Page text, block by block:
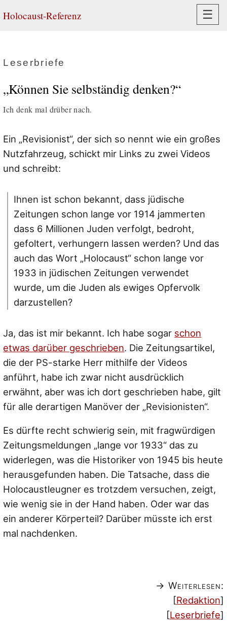
Holocaust-Referenz ☰
Leserbriefe
„Können Sie selbständig denken?“
Ich denk mal drüber nach.
Ein „Revisionist“, der sich so nennt wie ein großes
Nutzfahrzeug, schickt mir Links zu zwei Videos
und schreibt:
Ihnen ist schon bekannt, dass jüdische
Zeitungen schon lange vor 1914 jammerten
dass 6 Millionen Juden verfolgt, bedroht,
gefoltert, verhungern lassen werden? Und das
auch das Wort „Holocaust“ schon lange vor
1933 in jüdischen Zeitungen verwendet
wurde, um die Juden als ewiges Opfervolk
darzustellen?
Ja, das ist mir bekannt. Ich habe sogar schon
etwas darüber geschrieben. Die Zeitungsartikel,
die der PS-starke Herr mithilfe der Videos
anführt, habe ich zwar nicht ausdrücklich
erwähnt, aber was ich dort geschrieben habe, gilt
für alle derartigen Manöver der „Revisionisten“.
Es dürfte recht schwierig sein, mit fragwürdigen
Zeitungsmeldungen „lange vor 1933“ das zu
widerlegen, was die Historiker von 1945 bis heute
herausgefunden haben. Die Tatsache, dass die
Holocaustleugner es trotzdem versuchen, zeigt,
wie wenig sie in der Hand haben. Oder war das
ein anderer Körperteil? Darüber müsste ich erst
mal nachdenken.
→ Weiterlesen:
[Redaktion]
[Leserbriefe]